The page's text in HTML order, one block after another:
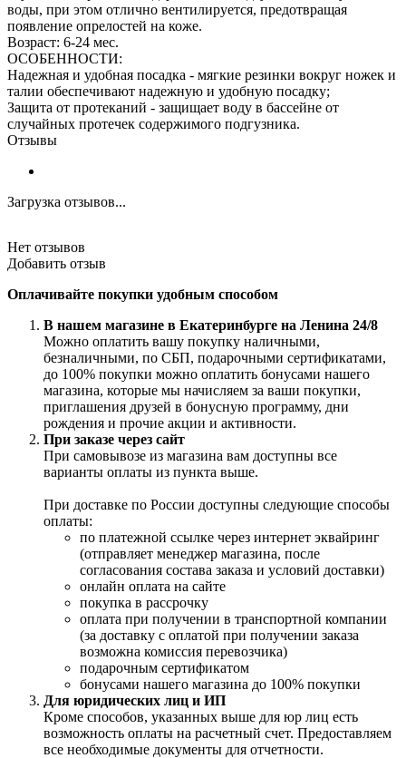
воды, при этом отлично вентилируется, предотвращая
появление опрелостей на коже.
Возраст: 6-24 мес.
ОСОБЕННОСТИ:
Надежная и удобная посадка - мягкие резинки вокруг ножек и
талии обеспечивают надежную и удобную посадку;
Защита от протеканий - защищает воду в бассейне от
случайных протечек содержимого подгузника.
Отзывы
Загрузка отзывов...
Нет отзывов
Добавить отзыв
Оплачивайте покупки удобным способом
В нашем магазине в Екатеринбурге на Ленина 24/8
Можно оплатить вашу покупку наличными,
безналичными, по СБП, подарочными сертификатами,
до 100% покупки можно оплатить бонусами нашего
магазина, которые мы начисляем за ваши покупки,
приглашения друзей в бонусную программу, дни
рождения и прочие акции и активности.
При заказе через сайт
При самовывозе из магазина вам доступны все
варианты оплаты из пункта выше.
При доставке по России доступны следующие способы
оплаты:
по платежной ссылке через интернет эквайринг
(отправляет менеджер магазина, после
согласования состава заказа и условий доставки)
онлайн оплата на сайте
покупка в рассрочку
оплата при получении в транспортной компании
(за доставку с оплатой при получении заказа
возможна комиссия перевозчика)
подарочным сертификатом
бонусами нашего магазина до 100% покупки
Для юридических лиц и ИП
Кроме способов, указанных выше для юр лиц есть
возможность оплаты на расчетный счет. Предоставляем
все необходимые документы для отчетности.